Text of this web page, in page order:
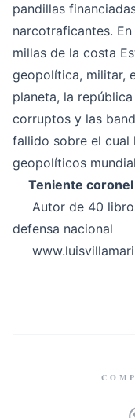
pandillas
narcotraficantes.
millas de la costa
geopolítica, militar,
planeta, la
corruptos y las
fallido sobre el cual
geopolíticos
Teniente coronel
Autor de 40
defensa nacional